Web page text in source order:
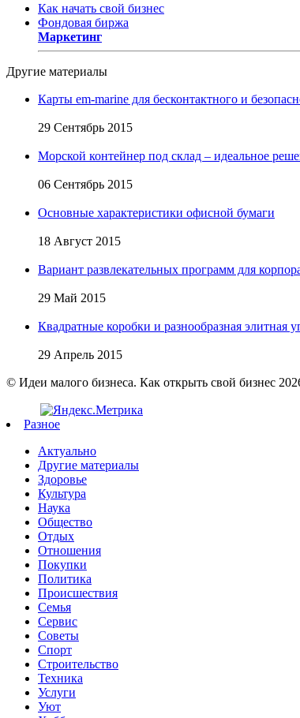
Как начать свой бизнес
Фондовая биржа
Маркетинг
Другие материалы
Карты em-marine для бесконтактного и
29 Сентябрь 2015
Морской контейнер под склад – идеальное
06 Сентябрь 2015
Основные характеристики офисной бумаги
18 Август 2015
Вариант развлекательных программ для
29 Май 2015
Квадратные коробки и разнообразная элитная
29 Апрель 2015
© Идеи малого бизнеса. Как открыть свой бизнес
Разное
Актуально
Другие материалы
Здоровье
Культура
Наука
Общество
Отдых
Отношения
Покупки
Политика
Происшествия
Семья
Сервис
Советы
Спорт
Строительство
Техника
Услуги
Уют